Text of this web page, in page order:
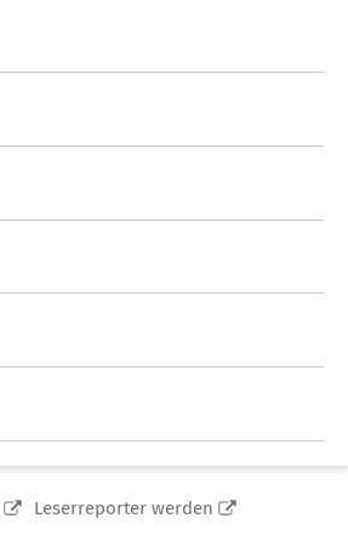
Leserreporter werden